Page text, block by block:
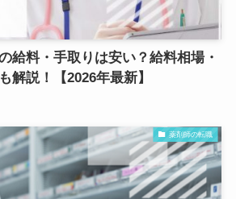
給料・手取りは安い？給料相場・
解説！【2026年最新】
薬剤師の転職